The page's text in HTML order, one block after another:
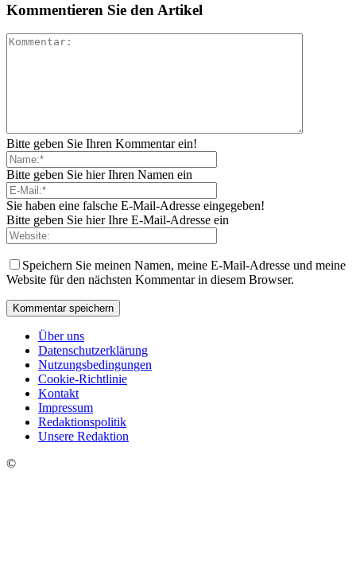
Kommentieren Sie den Artikel
Bitte geben Sie Ihren Kommentar ein!
Bitte geben Sie hier Ihren Namen ein
Sie haben eine falsche E-Mail-Adresse eingegeben!
Bitte geben Sie hier Ihre E-Mail-Adresse ein
Speichern Sie meinen Namen, meine E-Mail-Adresse und meine
Website für den nächsten Kommentar in diesem Browser.
Über uns
Datenschutzerklärung
Nutzungsbedingungen
Cookie-Richtlinie
Kontakt
Impressum
Redaktionspolitik
Unsere Redaktion
©